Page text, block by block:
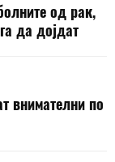
од рак,
да дојдат
внимателни по